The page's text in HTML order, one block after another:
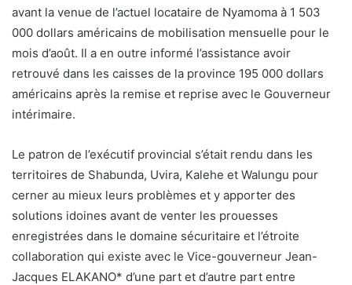
avant la venue de l’actuel locataire de Nyamoma à 1 503
000 dollars américains de mobilisation mensuelle pour le
mois d’août. Il a en outre informé l’assistance avoir
retrouvé dans les caisses de la province 195 000 dollars
américains après la remise et reprise avec le Gouverneur
intérimaire.
Le patron de l’exécutif provincial s’était rendu dans les
territoires de Shabunda, Uvira, Kalehe et Walungu pour
cerner au mieux leurs problèmes et y apporter des
solutions idoines avant de venter les prouesses
enregistrées dans le domaine sécuritaire et l’étroite
collaboration qui existe avec le Vice-gouverneur Jean-
Jacques ELAKANO* d’une part et d’autre part entre